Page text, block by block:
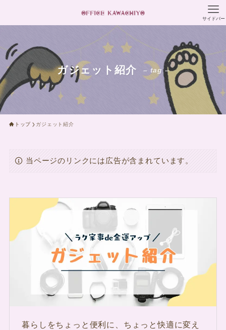
サイドバー
ガジェット紹介 – tag –
トップ ガジェット紹介
当ページのリンクには広告が含まれています。
暮らしをちょっと便利に、ちょっと快適に変え